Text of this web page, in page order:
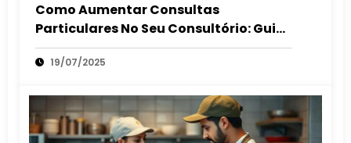
Como Aumentar Consultas
Particulares No Seu Consultório: Guia
2025
19/07/2025